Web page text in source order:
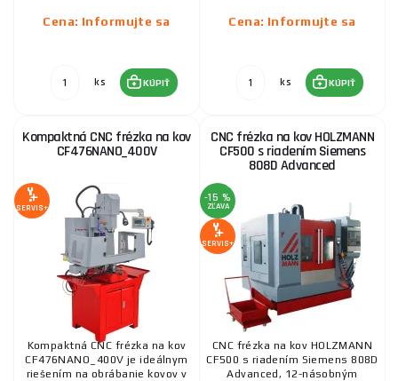
Cena: Informujte sa
ks KÚPIŤ
Cena: Informujte sa
ks KÚPIŤ
Kompaktná CNC frézka na kov
CF476NANO_400V
SERVIS+
Kompaktná CNC frézka na kov
CF476NANO_400V je ideálnym
riešením na obrábanie kovov v
CNC frézka na kov HOLZMANN
CF500 s riadením Siemens
808D Advanced
-15 %
ZĽAVA
SERVIS+
CNC frézka na kov HOLZMANN
CF500 s riadením Siemens 808D
Advanced, 12-násobným